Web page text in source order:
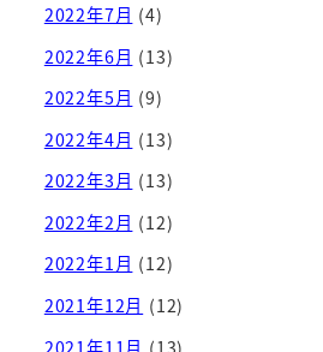
2022年7月 (4)
2022年6月 (13)
2022年5月 (9)
2022年4月 (13)
2022年3月 (13)
2022年2月 (12)
2022年1月 (12)
2021年12月 (12)
2021年11月 (13)